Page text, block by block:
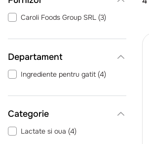
10.pizza
Caroli Foods Group SRL (3)
Departament
Ingrediente pentru gatit (4)
Categorie
Lactate si oua (4)